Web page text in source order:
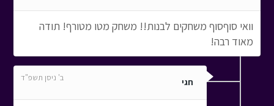
וואי סוףסוף משחקים לבנות!! משחק מטו מטורף! תודה
מאוד רבה!
חגי ב' ניסן תשפ"ד